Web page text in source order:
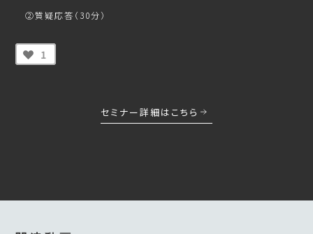
②質疑応答（30分）
1
セミナー詳細はこちら